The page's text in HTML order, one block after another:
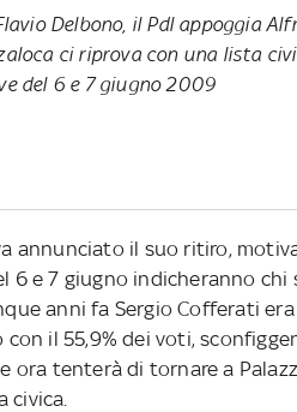
Delbono, il Pdl appoggia
ci riprova con una lista
del 6 e 7 giugno 2009
annunciato il suo ritiro,
6 e 7 giugno indicheranno chi
anni fa Sergio Cofferati
il 55,9% dei voti,
ora tenterà di tornare a
civica.